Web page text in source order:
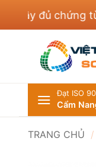
đủ chứng từ
Đạt ISO
Cẩm
TRANG CHỦ /